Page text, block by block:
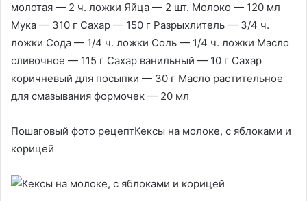
молотая — 2 ч. ложки Яйца — 2 шт. Молоко — 120 мл
Мука — 310 г Сахар — 150 г Разрыхлитель — 3/4 ч.
ложки Сода — 1/4 ч. ложки Соль — 1/4 ч. ложки Масло
сливочное — 115 г Сахар ванильный — 10 г Сахар
коричневый для посыпки — 30 г Масло растительное
для смазывания формочек — 20 мл
Пошаговый фото рецептКексы на молоке, с яблоками и
корицей